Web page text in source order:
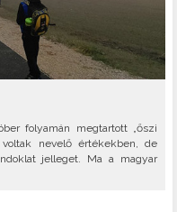
folyamán megtartott „őszi
voltak nevelő értékekben, de
jelleget. Ma a magyar